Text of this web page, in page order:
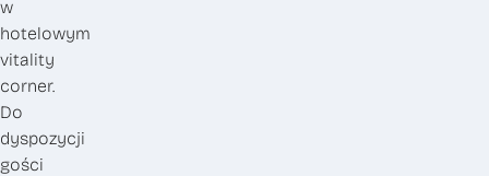
w
hotelowym
vitality
corner.
Do
dyspozycji
gości